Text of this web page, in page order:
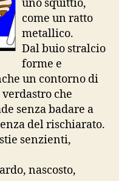
uno squittio,
come un ratto
metallico.
Dal buio stralcio
forme e
un contorno di
che
senza badare a
del rischiarato.
senzienti,
nascosto,